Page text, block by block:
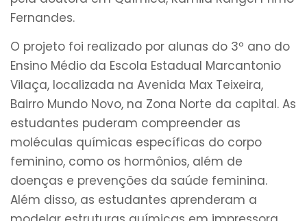
Fernandes.
O projeto foi realizado por alunas do 3º ano do
Ensino Médio da Escola Estadual Marcantonio
Vilaça, localizada na Avenida Max Teixeira,
Bairro Mundo Novo, na Zona Norte da capital. As
estudantes puderam compreender as
moléculas químicas específicas do corpo
feminino, como os hormônios, além de
doenças e prevenções da saúde feminina.
Além disso, as estudantes aprenderam a